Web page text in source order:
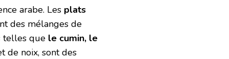
arabe. Les plats
des mélanges de
telles que le cumin, le
de noix, sont des